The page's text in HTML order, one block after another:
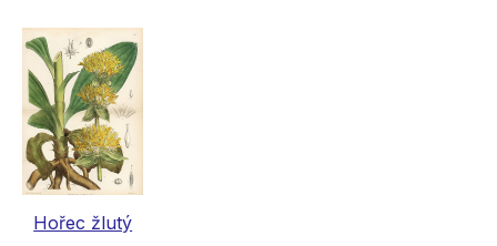
Hořec žlutý